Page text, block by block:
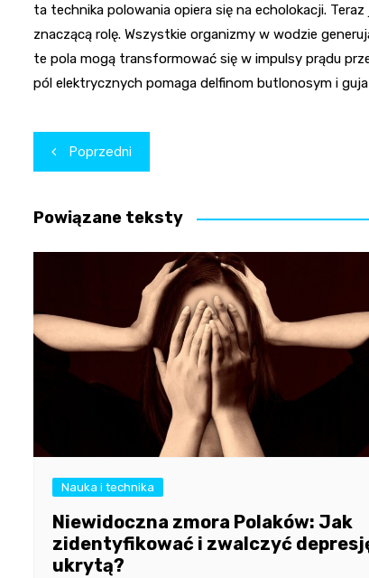
ta technika polowania opiera się na echolokacji.
znaczącą rolę. Wszystkie organizmy w wodzie
te pola mogą transformować się w impulsy prądu
pól elektrycznych pomaga delfinom butlonosym i
Nawigacja
wpisu
Poprzedni
Powiązane teksty
Nauka i technika
Niewidoczna zmora Polaków: Jak
zidentyfikować i zwalczyć
ukrytą?